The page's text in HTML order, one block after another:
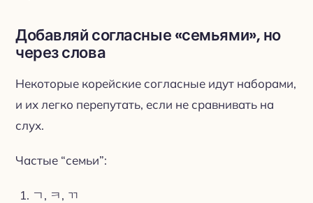
Добавляй согласные «семьями», но
через слова
Некоторые корейские согласные идут наборами,
и их легко перепутать, если не сравнивать на
слух.
Частые “семьи”:
ㄱ, ㅋ, ㄲ